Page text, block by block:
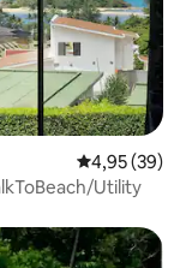
Средна
4,95 (39)
Utility